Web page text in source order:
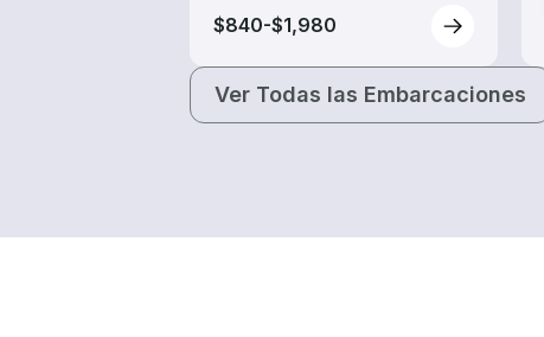
$840-$1,980
Ver Todas las Embarcaciones